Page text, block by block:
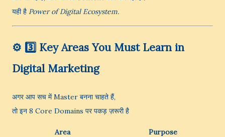
यही है Power of Digital Ecosystem.
⚙️ 3️⃣ Key Areas You Must Learn in
Digital Marketing
अगर आप सच में Master बनना चाहते हैं,
तो इन 8 Core Domains पर पकड़ ज़रूरी है
Area
Purpose